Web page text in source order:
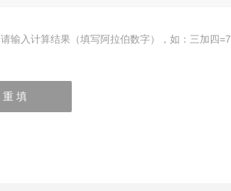
请输入计算结果（填写阿拉伯数字），如：三加四=7